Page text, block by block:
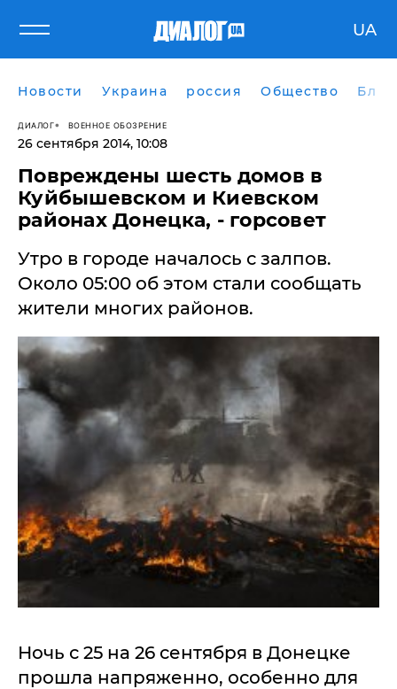
UA
Новости Украина россия Общество
ДИАЛОГ ВОЕННОЕ ОБОЗРЕНИЕ
26 сентября 2014, 10:08
Повреждены шесть домов в
Куйбышевском и Киевском
районах Донецка, - горсовет
Утро в городе началось с залпов.
Около 05:00 об этом стали сообщать
жители многих районов.
Ночь с 25 на 26 сентября в Донецке
прошла напряженно, особенно для